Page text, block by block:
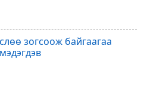
зогсоож байгаагаа